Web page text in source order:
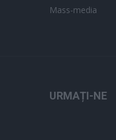
Mass-media
URMAȚI-NE